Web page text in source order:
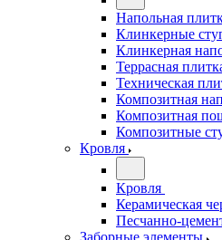
Напольная
Клинкерные
Клинкерная
Террасная
Техническая
Композитная
Композитная
Композитные
Кровля
Кровля
Керамическая
Песчанно-
Заборные элементы